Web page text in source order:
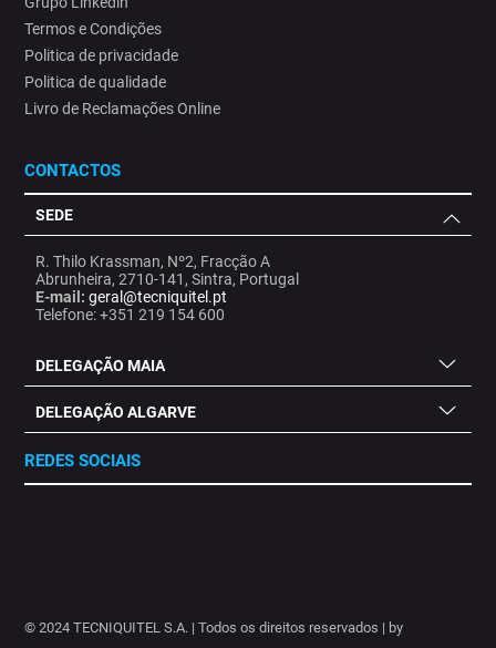
Termos e Condições
Politica de privacidade
Politica de qualidade
Livro de Reclamações Online
CONTACTOS
SEDE
R. Thilo Krassman, Nº2, Fracção A
Abrunheira, 2710-141, Sintra, Portugal
E-mail: geral@tecniquitel.pt
Telefone: +351 219 154 600
DELEGAÇÃO MAIA
DELEGAÇÃO ALGARVE
REDES SOCIAIS
© 2024 TECNIQUITEL S.A. | Todos os direitos reservados | by